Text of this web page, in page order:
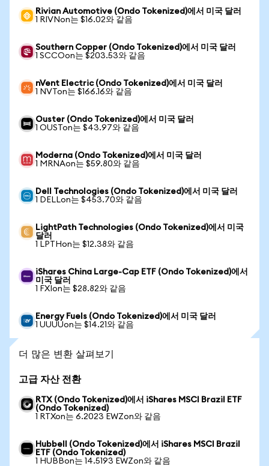
Rivian Automotive (Ondo Tokenized)에서 미국 달러
1 RIVNon는 $16.02와 같음
Southern Copper (Ondo Tokenized)에서 미국 달러
1 SCCOon는 $203.53와 같음
nVent Electric (Ondo Tokenized)에서 미국 달러
1 NVTon는 $166.16와 같음
Ouster (Ondo Tokenized)에서 미국 달러
1 OUSTon는 $43.97와 같음
Moderna (Ondo Tokenized)에서 미국 달러
1 MRNAon는 $59.80와 같음
Dell Technologies (Ondo Tokenized)에서 미국 달러
1 DELLon는 $453.70와 같음
LightPath Technologies (Ondo Tokenized)에서 미국
달러
1 LPTHon는 $12.38와 같음
iShares China Large-Cap ETF (Ondo Tokenized)에서
미국 달러
1 FXIon는 $28.82와 같음
Energy Fuels (Ondo Tokenized)에서 미국 달러
1 UUUUon는 $14.21와 같음
더 많은 변환 살펴보기
고급 자산 전환
RTX (Ondo Tokenized)에서 iShares MSCI Brazil ETF
(Ondo Tokenized)
1 RTXon는 6.2023 EWZon와 같음
Hubbell (Ondo Tokenized)에서 iShares MSCI Brazil
ETF (Ondo Tokenized)
1 HUBBon는 14.5193 EWZon와 같음